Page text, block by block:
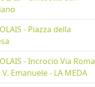
- Piazza della
- Incrocio Via Roma
V. Emanuele - LA MEDA